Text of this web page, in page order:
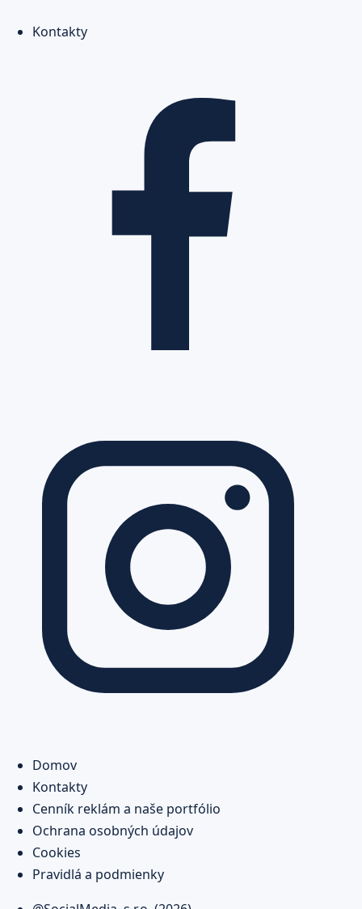
Kontakty
Domov
Kontakty
Cenník reklám a naše portfólio
Ochrana osobných údajov
Cookies
Pravidlá a podmienky